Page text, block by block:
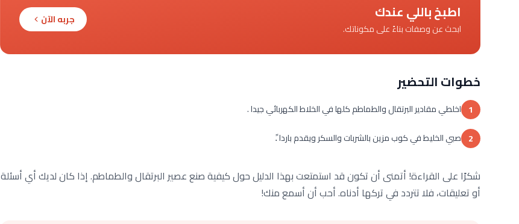
اطبخ باللي عندك
ابحث عن وصفات بناءً على مكوناتك.
جربه الآن
خطوات التحضير
1 اخلطي مقادير البرتقال والطماطم كلها في الخلاط الكهربائي جيدا .
2 صبي الخليط في كوب مزين بالشربات والسكر ويقدم باردا .ً
شكرًا على القراءة! أتمنى أن تكون قد استمتعت بهذا الدليل حول كيفية صنع عصير البرتقال والطماطم. إذا كان لديك أي أسئلة
أو تعليقات، فلا تتردد في تركها أدناه. أحب أن أسمع منك!